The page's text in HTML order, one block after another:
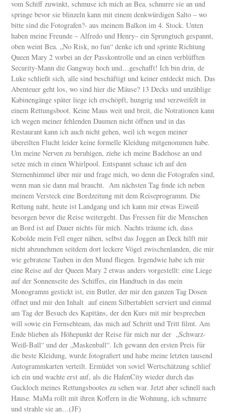
vom Schiff zuwinkt, schmuse ich mich an Bea, schnurre sie an und
springe bevor sie blinzeln kann mit einem denkwürdigen Salto – wo
bitte sind die Fotografen?- aus meinem Balkon im 4. Stock. Unten
haben meine Freunde – Alfredo und Henry– ein Sprungtuch gespannt,
oben weint Bea. „No Risk, no fun“ denke ich und sprinte Richtung
Queen Mary 2 vorbei an der Passkontrolle und an einen verblüfften
Security-Mann die Gangway hoch und…geschafft! Ich bin drin, de
Luke schließt sich, alle sind beschäftigt und keiner entdeckt mich. Das
Abenteuer geht los, wo sind hier die Mäuse? 13 Decks und unzählige
Kabinengänge später liege ich erschöpft, hungrig und verzweifelt in
einem Rettungsboot. Keine Maus weit und breit, die Notrationen kann
ich wegen meiner fehlenden Daumen nicht öffnen und in das
Restaurant kann ich auch nicht gehen, weil ich wegen meiner
übereilten Flucht leider keine formelle Kleidung mitgenommen habe.
Um meine Nerven zu beruhigen, ziehe ich meine Badehose an und
setze mich in einen Whirlpool. Entspannt schaue ich auf den
Sternenhimmel über mir und frage mich, wo denn die Fotografen sind,
wenn man sie dann mal braucht. Am nächsten Tag finde ich neben
meinem Versteck eine Bordzeitung mit dem Reiseprogramm. Die
Rettung naht, heute ist Landgang und ich kann mir etwas Eiweiß
besorgen bevor die Reise weitergeht. Das Fressen für die Menschen
an Bord ist auf Dauer nichts für mich. Nachts träume ich, dass
Kobolde mein Fell enger nähen, selbst das Joggen an Deck hilft mir
nicht abzunehmen seitdem dort leckere Vögel zwischenlanden, die mir
wie gebratene Tauben in den Mund fliegen. Irgendwie habe ich mir
eine Reise auf der Queen Mary 2 etwas anders vorgestellt: eine Liege
auf der Sonnenseite des Schiffes, ein Handtuch in das mein
Monogramm gestickt ist, ein Butler, der mir den ganzen Tag Dosen
öffnet und mir den Inhalt auf einem Silbertablett serviert und einmal
am Tag der Besuch des Kapitäns, der den Kurs mit mir besprechen
will sowie ein Fernsehteam, das mich auf Schritt und Tritt filmt. Am
Ende blieben als Höhepunkt der Reise für mich nur der „Schwarz-
Weiß-Ball“ und der „Maskenball“. Ich gewann den ersten Preis für
die beste Kleidung, wurde fotografiert und habe meine letzten tausend
Autogrammkarten verteilt. Ermüdet von soviel Wertschätzung schlief
ich ein und wachte erst auf, als die HafenCity wieder durch das
Guckloch meines Rettungsbootes zu sehen war. Jetzt aber schnell nach
Hause. MaMa rollt mit ihren Koffern in die Wohnung, ich schnurre
und strahle sie an…(JF)